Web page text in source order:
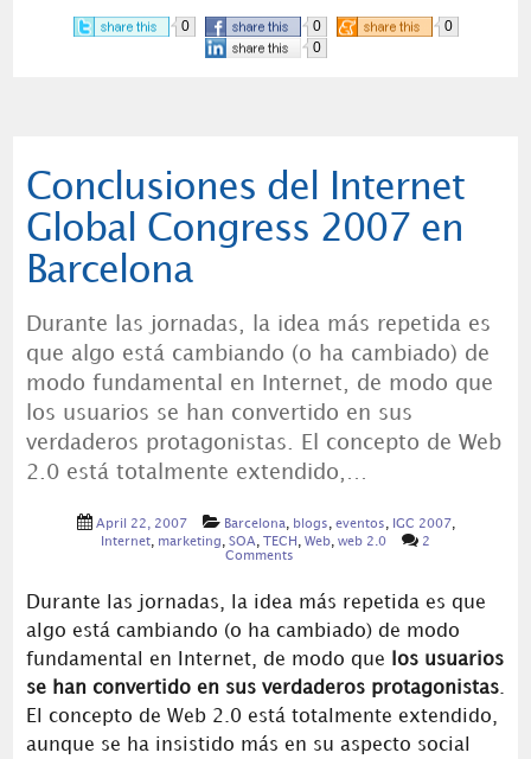
0 0
0
0
Conclusiones del Internet
Global Congress 2007 en
Barcelona
Durante las jornadas, la idea más repetida es
que algo está cambiando (o ha cambiado) de
modo fundamental en Internet, de modo que
los usuarios se han convertido en sus
verdaderos protagonistas. El concepto de Web
2.0 está totalmente extendido,…
April 22, 2007 Barcelona, blogs , eventos , IGC 2007 ,
Internet, marketing , SOA, TECH , Web, web 2.0
2
Comments
Durante las jornadas, la idea más repetida es que
algo está cambiando (o ha cambiado) de modo
fundamental en Internet, de modo que
los usuarios
se han convertido en sus verdaderos protagonistas.
El concepto de Web 2.0 está totalmente extendido,
aunque se ha insistido más en su aspecto social